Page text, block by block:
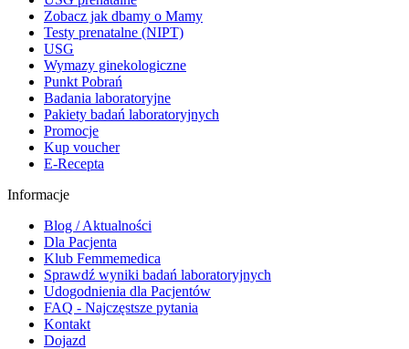
Zobacz jak dbamy o Mamy
Testy prenatalne (NIPT)
USG
Wymazy ginekologiczne
Punkt Pobrań
Badania laboratoryjne
Pakiety badań laboratoryjnych
Promocje
Kup voucher
E-Recepta
Informacje
Blog / Aktualności
Dla Pacjenta
Klub Femmemedica
Sprawdź wyniki badań laboratoryjnych
Udogodnienia dla Pacjentów
FAQ - Najczęstsze pytania
Kontakt
Dojazd